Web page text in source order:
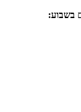
בשבוע: